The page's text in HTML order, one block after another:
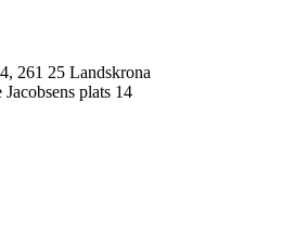
261 25 Landskrona
Jacobsens plats 14